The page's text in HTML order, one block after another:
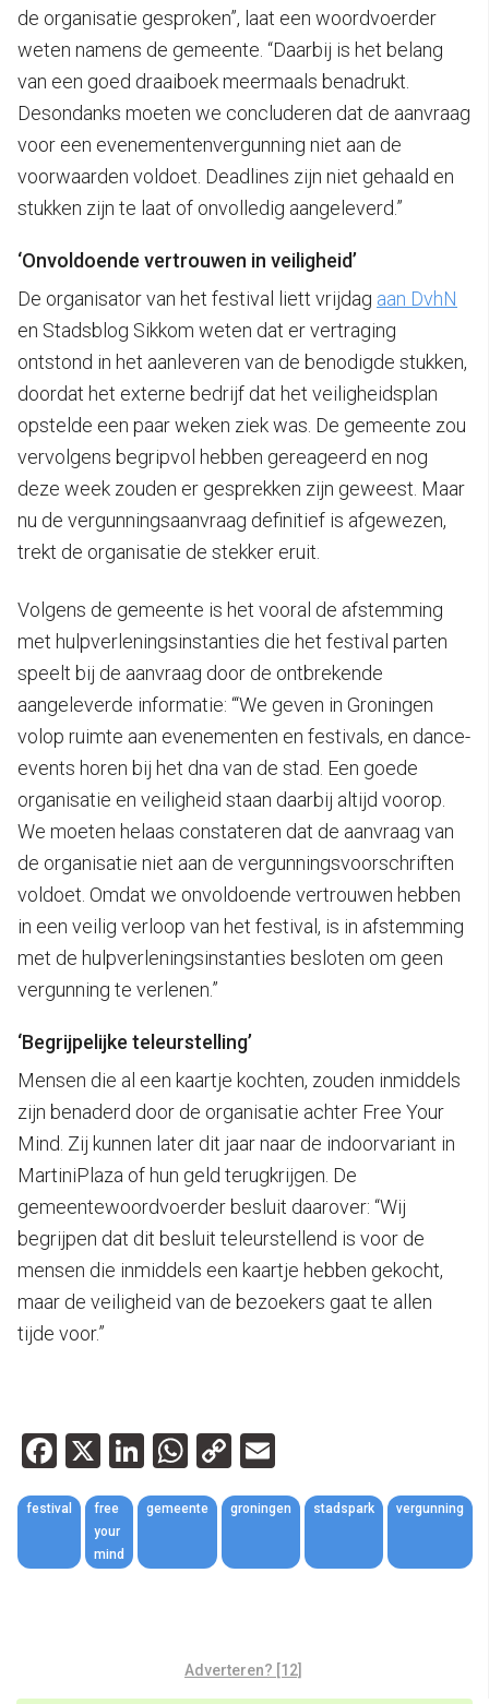
de organisatie gesproken”, laat een woordvoerder
weten namens de gemeente. “Daarbij is het belang
van een goed draaiboek meermaals benadrukt.
Desondanks moeten we concluderen dat de aanvraag
voor een evenementenvergunning niet aan de
voorwaarden voldoet. Deadlines zijn niet gehaald en
stukken zijn te laat of onvolledig aangeleverd.”
‘Onvoldoende vertrouwen in veiligheid’
De organisator van het festival liett vrijdag aan DvhN
en Stadsblog Sikkom weten dat er vertraging
ontstond in het aanleveren van de benodigde stukken,
doordat het externe bedrijf dat het veiligheidsplan
opstelde een paar weken ziek was. De gemeente zou
vervolgens begripvol hebben gereageerd en nog
deze week zouden er gesprekken zijn geweest. Maar
nu de vergunningsaanvraag definitief is afgewezen,
trekt de organisatie de stekker eruit.
Volgens de gemeente is het vooral de afstemming
met hulpverleningsinstanties die het festival parten
speelt bij de aanvraag door de ontbrekende
aangeleverde informatie: “‘We geven in Groningen
volop ruimte aan evenementen en festivals, en dance-
events horen bij het dna van de stad. Een goede
organisatie en veiligheid staan daarbij altijd voorop.
We moeten helaas constateren dat de aanvraag van
de organisatie niet aan de vergunningsvoorschriften
voldoet. Omdat we onvoldoende vertrouwen hebben
in een veilig verloop van het festival, is in afstemming
met de hulpverleningsinstanties besloten om geen
vergunning te verlenen.”
‘Begrijpelijke teleurstelling’
Mensen die al een kaartje kochten, zouden inmiddels
zijn benaderd door de organisatie achter Free Your
Mind. Zij kunnen later dit jaar naar de indoorvariant in
MartiniPlaza of hun geld terugkrijgen. De
gemeentewoordvoerder besluit daarover: “Wij
begrijpen dat dit besluit teleurstellend is voor de
mensen die inmiddels een kaartje hebben gekocht,
maar de veiligheid van de bezoekers gaat te allen
tijde voor.”
Facebook
X LinkedIn
WhatsApp
Copy
Link
festival
free
your
mind
gemeente groningen stadspark vergunning
Adverteren? [12]